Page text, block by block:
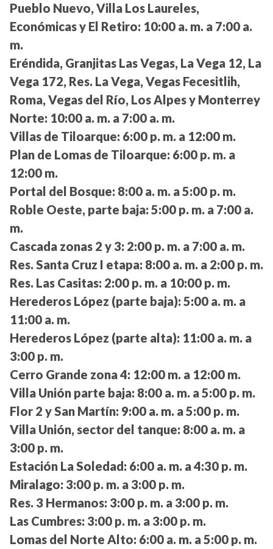
Pueblo Nuevo, Villa Los Laureles,
Económicas y El Retiro: 10:00 a. m. a 7:00 a.
m.
Eréndida, Granjitas Las Vegas, La Vega 12, La
Vega 172, Res. La Vega, Vegas Fecesitlih,
Roma, Vegas del Río, Los Alpes y Monterrey
Norte: 10:00 a. m. a 7:00 a. m.
Villas de Tiloarque: 6:00 p. m. a 12:00 m.
Plan de Lomas de Tiloarque: 6:00 p. m. a
12:00 m.
Portal del Bosque: 8:00 a. m. a 5:00 p. m.
Roble Oeste, parte baja: 5:00 p. m. a 7:00 a.
m.
Cascada zonas 2 y 3: 2:00 p. m. a 7:00 a. m.
Res. Santa Cruz I etapa: 8:00 a. m. a 2:00 p. m.
Res. Las Casitas: 2:00 p. m. a 10:00 p. m.
Herederos López (parte baja): 5:00 a. m. a
11:00 a. m.
Herederos López (parte alta): 11:00 a. m. a
3:00 p. m.
Cerro Grande zona 4: 12:00 m. a 12:00 m.
Villa Unión parte baja: 8:00 a. m. a 5:00 p. m.
Flor 2 y San Martín: 9:00 a. m. a 5:00 p. m.
Villa Unión, sector del tanque: 8:00 a. m. a
3:00 p. m.
Estación La Soledad: 6:00 a. m. a 4:30 p. m.
Miralago: 3:00 p. m. a 3:00 p. m.
Res. 3 Hermanos: 3:00 p. m. a 3:00 p. m.
Las Cumbres: 3:00 p. m. a 3:00 p. m.
Lomas del Norte Alto: 6:00 a. m. a 5:00 p. m.